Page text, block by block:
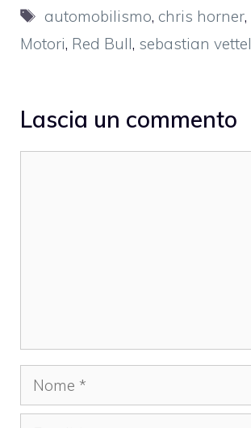
Tag
automobilismo, chris horner,
Motori, Red Bull, sebastian vettel
Lascia un commento
Nome